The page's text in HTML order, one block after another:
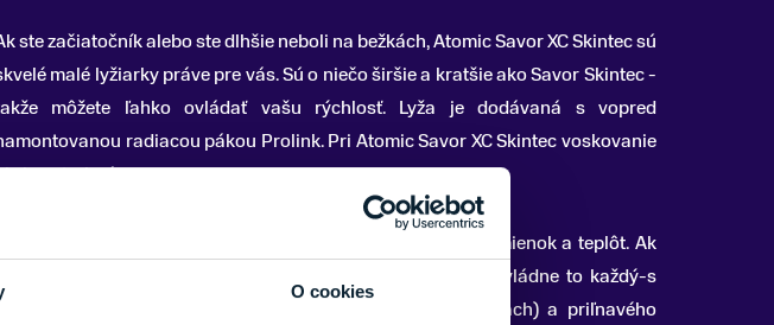
O cookies
ste začiatočník alebo ste dlhšie neboli na bežkách, Atomic Savor XC Skintec sú
malé lyžiarky práve pre vás.Sú o niečo širšie a kratšie ako Savor Skintec -
môžete ľahko ovládať vašu rýchlosť. Lyža je dodávaná s vopred
radiacou pákou Prolink. Pri Atomic Savor XC Skintec voskovanie
je potrebné.
Stačí si len užiť perfektnú jazdu za všetkých snehových podmienok a teplôt. Ak
budete potrebovať zmeniť pásy, je to rýchle, jednoduché a zvládne to každý-s
univerzálneho plášťa (prednastaveného na lyžiach) a priľnavého